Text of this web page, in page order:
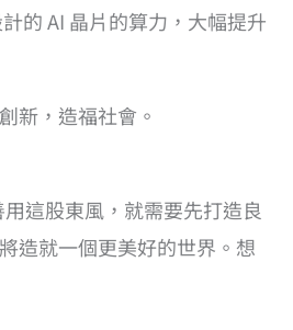
的 AI 晶片的算力，大幅提升
新，造福社會。
這股東風，就需要先打造良
造就一個更美好的世界。想